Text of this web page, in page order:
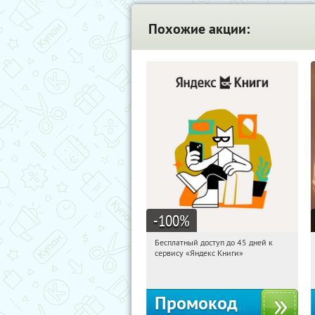
Похожие акции:
-100%
19:31:21
Получи первым!
Бесплатный доступ до 45 дней к
сервису «Яндекс Книги»
Промокод